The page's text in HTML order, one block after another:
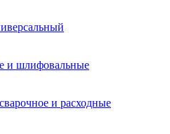
и шлифовальные
и расходные